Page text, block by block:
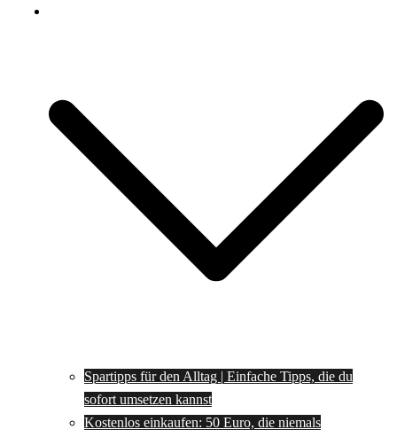
Spartipps für den Alltag | Einfache Tipps, die du
sofort umsetzen kannst
Kostenlos einkaufen: 50 Euro, die niemals